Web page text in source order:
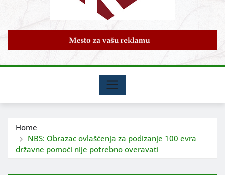
Home
NBS: Obrazac ovlašćenja za podizanje 100 evra
državne pomoći nije potrebno overavati